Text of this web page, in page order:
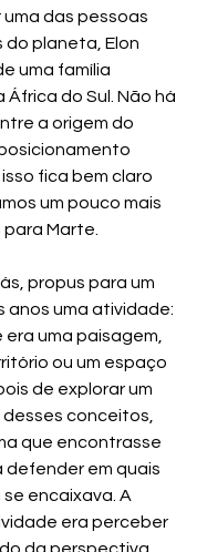
das pessoas
do planeta, Elon
uma família
do Sul. Não há
a origem do
fica bem claro
um pouco mais
Marte.
propus para um
anos uma atividade:
uma paisagem,
ou um espaço
de explorar um
conceitos,
que encontrasse
defender em quais
encaixava. A
era perceber
da perspectiva,